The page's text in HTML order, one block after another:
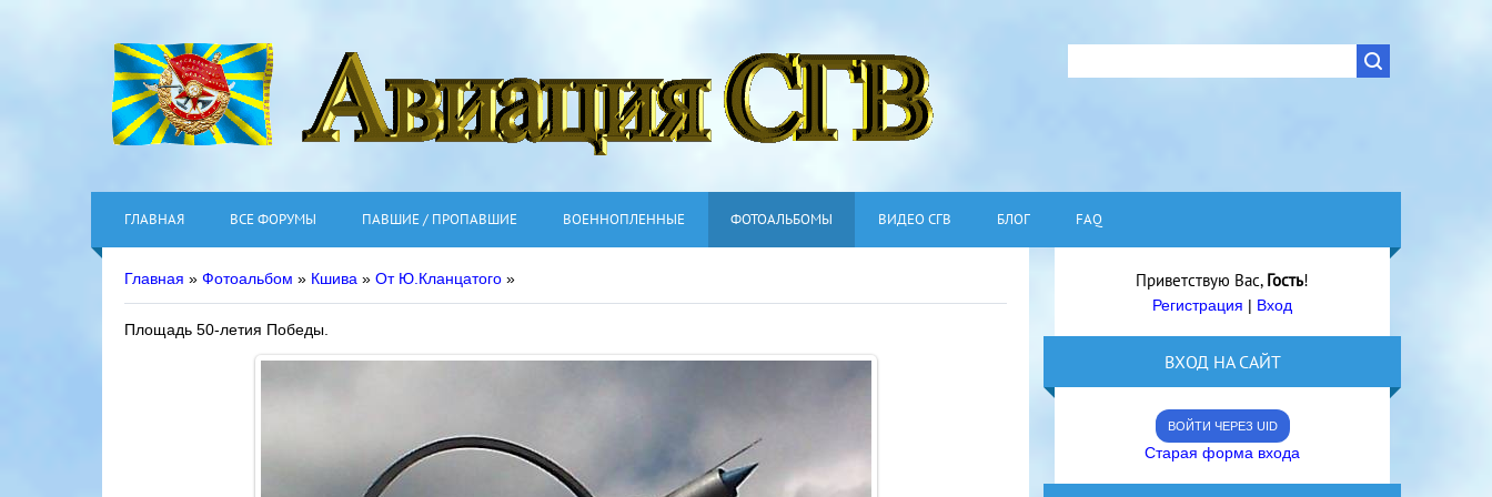
ГЛАВНАЯ ВСЕ ФОРУМЫ ПАВШИЕ / ПРОПАВШИЕ ВОЕННОПЛЕННЫЕ ФОТОАЛЬБОМЫ ВИДЕО СГВ БЛОГ FAQ
Главная » Фотоальбом » Кшива » От Ю.Кланцатого »
Площадь 50-летия Победы.
Приветствую Вас, Гость!
Регистрация | Вход
ВХОД НА САЙТ
ВОЙТИ ЧЕРЕЗ UID
Старая форма входа